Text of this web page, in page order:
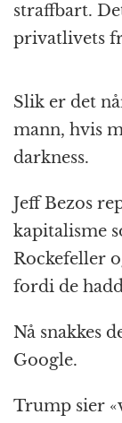
straffbart.
privatlivets
Slik er det
mann, hvis
darkness.
Jeff Bezos
kapitalisme
Rockefeller
fordi de
Nå snakkes
Google.
Trump sier